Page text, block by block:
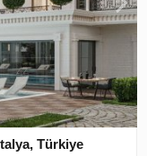
Türkiye